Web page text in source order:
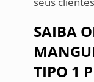
SAIBA
TIPO 1